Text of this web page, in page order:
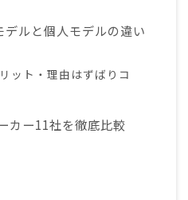
ルと個人モデルの違い
ット・理由はずばりコ
カー11社を徹底比較